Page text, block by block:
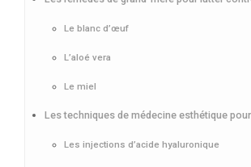
Le blanc d’œuf
L’aloé vera
Le miel
Les techniques de médecine esthétique
Les injections d’acide hyaluronique